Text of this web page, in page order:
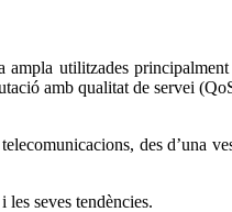
utilitzades
amb qualitat de servei
des d’una
les seves tendències.